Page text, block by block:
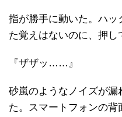
指が勝手に動いた。ハッ
た覚えはないのに、押し
『ザザッ……』
砂嵐のようなノイズが漏
た。スマートフォンの背